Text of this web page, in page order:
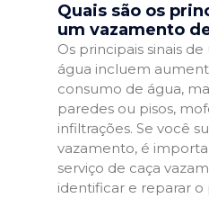
Quais são os
um vazamento
Os principais sinais
água incluem
consumo de água,
paredes ou pisos,
infiltrações. Se você
vazamento, é
serviço de caça
identificar e reparar